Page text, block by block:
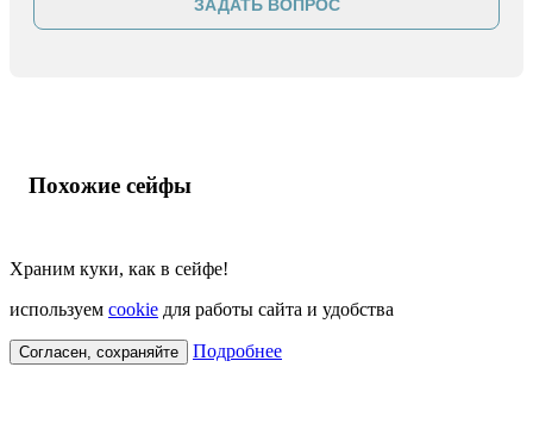
ЗАДАТЬ ВОПРОС
Похожие сейфы
Храним куки, как в сейфе!
используем cookie для работы сайта и удобства
Согласен, сохраняйте Подробнее